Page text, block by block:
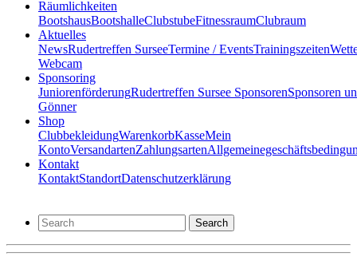
Räumlichkeiten
BootshausBootshalleClubstubeFitnessraumClubraum
Aktuelles
NewsRudertreffen SurseeTermine / EventsTrainingszeiten
Webcam
Sponsoring
JuniorenförderungRudertreffen Sursee SponsorenSponsoren
Gönner
Shop
ClubbekleidungWarenkorbKasseMein
KontoVersandartenZahlungsarten
Kontakt
KontaktStandortDatenschutzerklärung
Search